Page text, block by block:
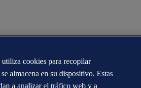
utiliza cookies para recopilar
almacena en su dispositivo. Estas
a analizar el tráfico web y a